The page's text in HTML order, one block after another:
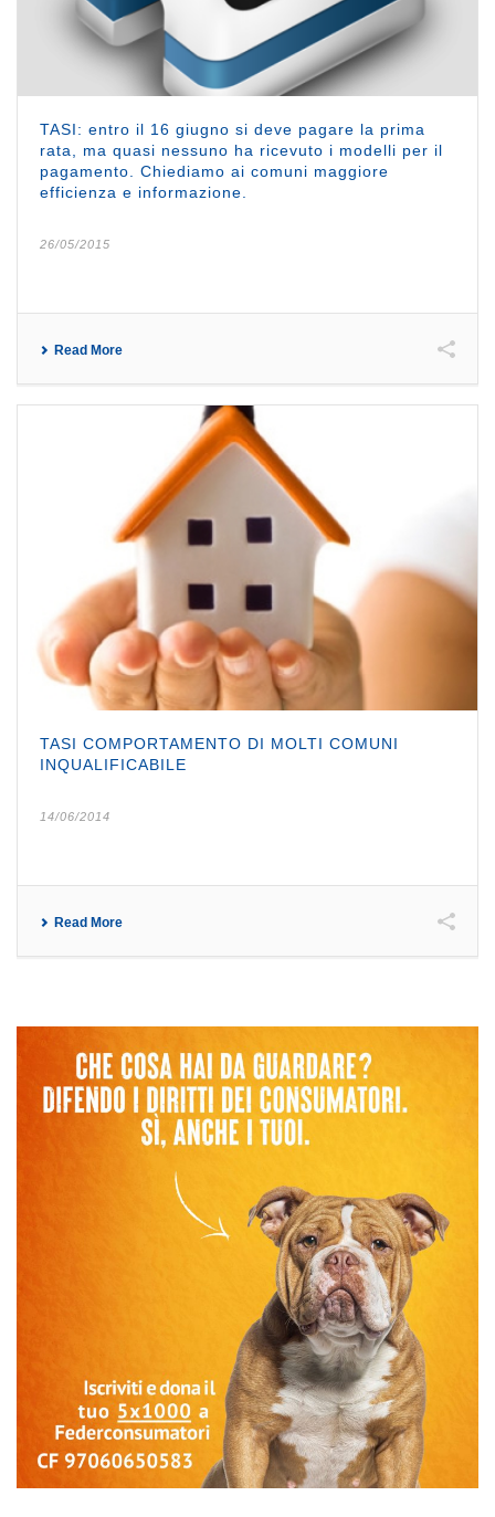
TASI: entro il 16 giugno si deve pagare la prima
rata, ma quasi nessuno ha ricevuto i modelli per il
pagamento. Chiediamo ai comuni maggiore
efficienza e informazione.
26/05/2015
Read More
TASI COMPORTAMENTO DI MOLTI COMUNI
INQUALIFICABILE
14/06/2014
Read More